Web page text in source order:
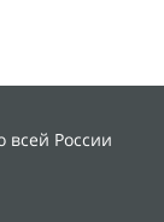
всей России